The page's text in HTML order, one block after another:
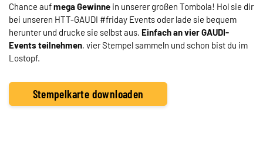
Chance aufmega Gewinne in unserer großen Tombola! Hol sie dir
bei unseren HTT-GAUDI #friday Events oder lade sie bequem
herunter und drucke sie selbst aus. Einfach an vier GAUDI-
Events teilnehmen, vier Stempel sammeln und schon bist du im
Lostopf.
Stempelkarte downloaden